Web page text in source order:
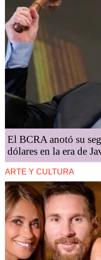
El BCRA anotó su
dólares en la era de
ARTE Y CULTURA